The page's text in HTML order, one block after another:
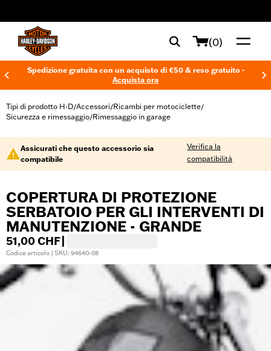
(0)
Spedizione gratuita con un acquisto di €50 & reso gratuito -
Acquista ora
Tipi di prodotto H-D/Accessori/Ricambi per motociclette/
Sicurezza e rimessaggio/Rimessaggio in garage
Assicurati che questo accessorio sia
compatibile
Verifica la
compatibilità
COPERTURA DI PROTEZIONE
SERBATOIO PER GLI INTERVENTI DI
MANUTENZIONE - GRANDE
51,00 CHF
Codice articolo | SKU: 94640-08